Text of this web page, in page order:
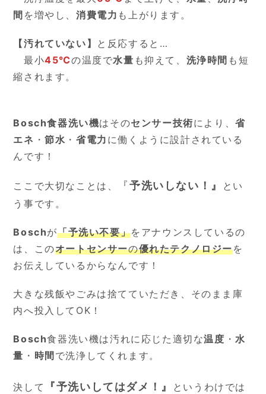
間 を増やし、消費電力 も上がります。
【汚れていない】 と反応すると…
最小45℃の温度で水量 も抑えて、 洗浄時間 も短
縮されます。
Bosch食器洗い機はそのセンサー技術により、省
エネ ・節水 ・省電力 に働くように設計されている
んです！
ここで大切なことは、 『予洗いしない！』
とい
う事です。
Boschが「予洗い不要」をアナウンスしているの
は、このオートセンサーの優れたテクノロジーを
お伝えしているからなんです！
大きな残飯やごみは捨てていただき、そのまま庫
内へ投入してOK！
Bosch食器洗い機は汚れに応じた適切な温度 ・水
量 ・ 時間 で洗浄してくれます。
決して 『予洗いしてはダメ！』
というわけでは